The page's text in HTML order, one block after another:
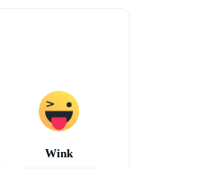
Wink